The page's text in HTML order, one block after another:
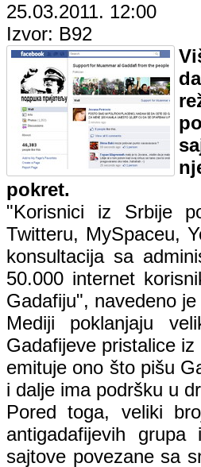
25.03.2011. 12:00
Izvor: B92
pokret.
"Korisnici iz Srbije
Twitteru, MySpaceu,
konsultacija sa
50.000 internet
Gadafiju", navedeno
Mediji poklanjaju
Gadafijeve pristalice
emituje ono što pišu
i dalje ima podršku u
Pored toga, veliki
antigadafijevih
sajtove povezane sa